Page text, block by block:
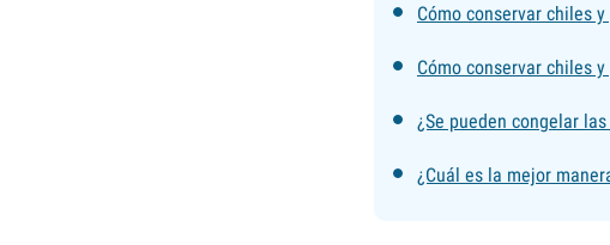
Cómo conservar chiles
Cómo conservar chiles
¿Se pueden congelar
¿Cuál es la mejor